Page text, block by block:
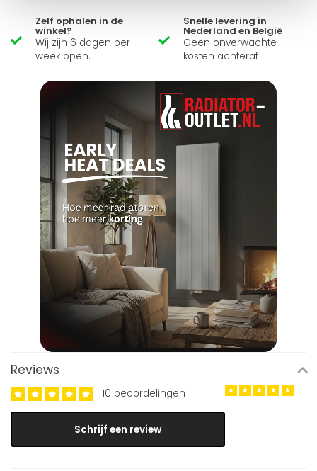
Zelf ophalen in de
winkel?
Wij zijn 6 dagen per
week open.
Snelle levering in
Nederland en België
Geen onverwachte
kosten achteraf
Reviews
10 beoordelingen
Schrijf een review